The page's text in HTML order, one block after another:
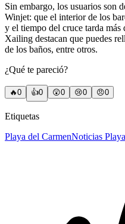
Sin embargo, los usuarios son
Winjet: que el interior de los
y el tiempo del cruce tarda
Xailing destacan que puedes
de los baños, entre otros.
¿Qué te pareció?
🔥0 👍0 😲0 😢0 😠0
Etiquetas
Playa del CarmenNoticias